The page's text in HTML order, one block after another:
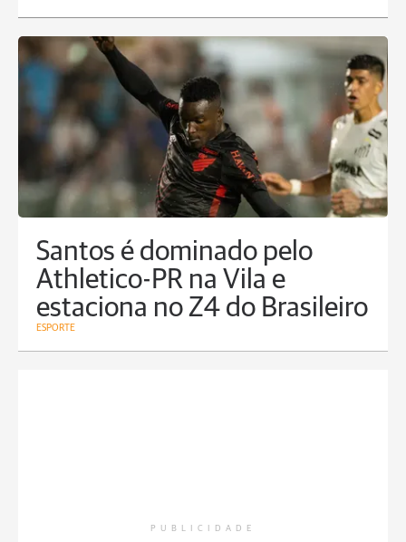
Santos é dominado pelo
Athletico-PR na Vila e
estaciona no Z4 do Brasileiro
ESPORTE
PUBLICIDADE